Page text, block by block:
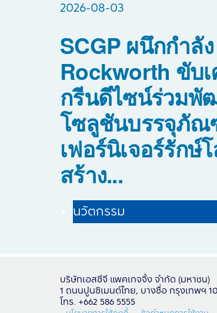
2026-08-03
SCGP ผนึกกำลัง
Rockworth ขับ
กรีนดีไซน์ร่วมพั
โซลูชันบรรจุภั
เฟอร์นิเจอร์รักษ์
สร้าง...
นวัตกรรม
บริษัทเอสซีจี แพคเกจจิ้ง จำกัด (มหาชน)
1 ถนนปูนซิเมนต์ไทย, บางซื่อ กรุงเทพฯ
โทร. +662 586 5555